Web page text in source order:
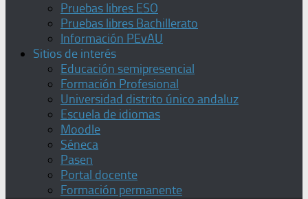
Pruebas libres ESO
Pruebas libres Bachillerato
Información PEvAU
Sitios de interés
Educación semipresencial
Formación Profesional
Universidad distrito único andaluz
Escuela de idiomas
Moodle
Séneca
Pasen
Portal docente
Formación permanente